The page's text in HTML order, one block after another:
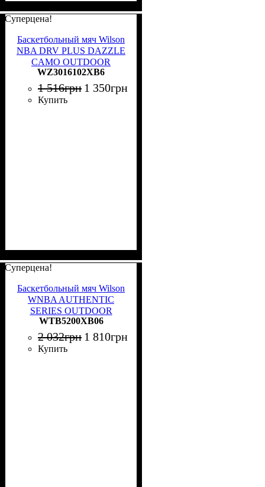
Суперцена!
Баскетбольный мяч Wilson
NBA DRV PLUS DAZZLE
CAMO OUTDOOR
INDIGO темно-сине-
бирюзово-белый Размер 6
WZ3016102XB6
WZ3016102XB6
1 516грн 1 350грн
Купить
Суперцена!
Баскетбольный мяч Wilson
WNBA AUTHENTIC
SERIES OUTDOOR
оранжево-белый Размер 6
WTB5200XB06
WTB5200XB06
2 032грн 1 810грн
Купить